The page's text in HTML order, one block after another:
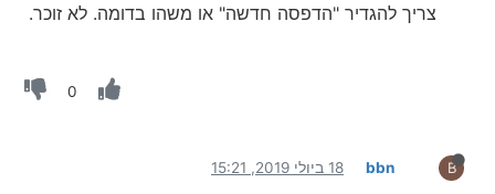
צריך להגדיר "הדפסה חדשה" או משהו בדומה. לא זוכר.
0
B
bbn 18 ביולי 2019, 15:21